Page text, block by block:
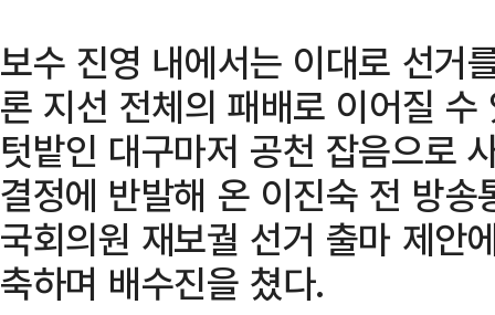
보수 진영 내에서는 이대로 선거
론 지선 전체의 패배로 이어질
텃밭인 대구마저 공천 잡음으로
결정에 반발해 온 이진숙 전 방
국회의원 재보궐 선거 출마 제안
축하며 배수진을 쳤다.